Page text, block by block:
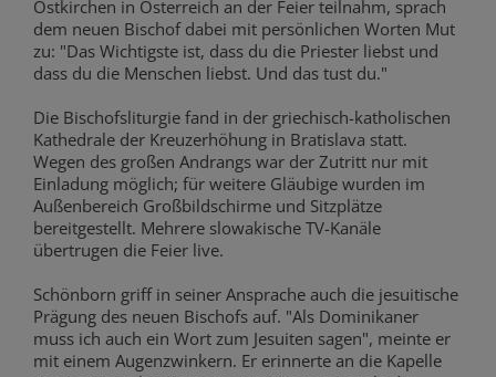
Ostkirchen in Österreich an der Feier teilnahm, sprach
dem neuen Bischof dabei mit persönlichen Worten Mut
zu: "Das Wichtigste ist, dass du die Priester liebst und
dass du die Menschen liebst. Und das tust du."
Die Bischofsliturgie fand in der griechisch-katholischen
Kathedrale der Kreuzerhöhung in Bratislava statt.
Wegen des großen Andrangs war der Zutritt nur mit
Einladung möglich; für weitere Gläubige wurden im
Außenbereich Großbildschirme und Sitzplätze
bereitgestellt. Mehrere slowakische TV-Kanäle
übertrugen die Feier live.
Schönborn griff in seiner Ansprache auch die jesuitische
Prägung des neuen Bischofs auf. "Als Dominikaner
muss ich auch ein Wort zum Jesuiten sagen", meinte er
mit einem Augenzwinkern. Er erinnerte an die Kapelle